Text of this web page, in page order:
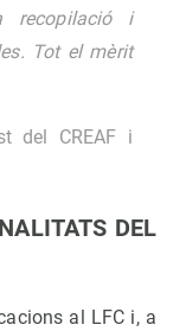
recopilació i
Tot el mèrit
del CREAF i
DEL
al LFC i, a